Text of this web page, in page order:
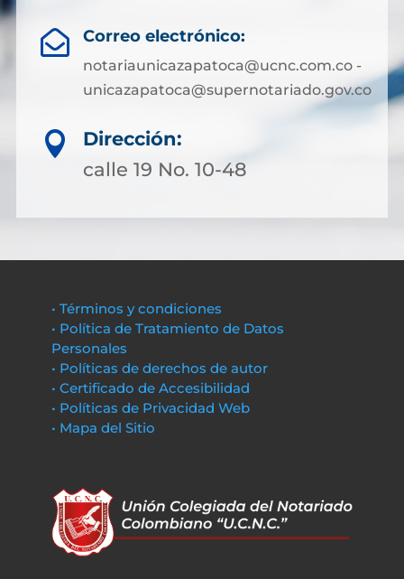
 Correo electrónico:
notariaunicazapatoca@ucnc.com.co -
unicazapatoca@supernotariado.gov.co

Dirección:
calle 19 No. 10-48
• Términos y condiciones
• Política de Tratamiento de Datos
Personales
• Políticas de derechos de autor
• Certificado de Accesibilidad
• Políticas de Privacidad Web
• Mapa del Sitio